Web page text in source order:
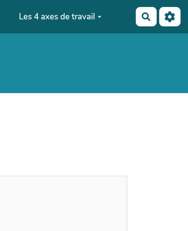
Les 4 axes de travail